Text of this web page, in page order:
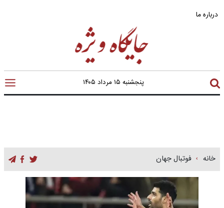
درباره ما
پنجشنبه ۱۵ مرداد ۱۴۰۵
خانه فوتبال جهان